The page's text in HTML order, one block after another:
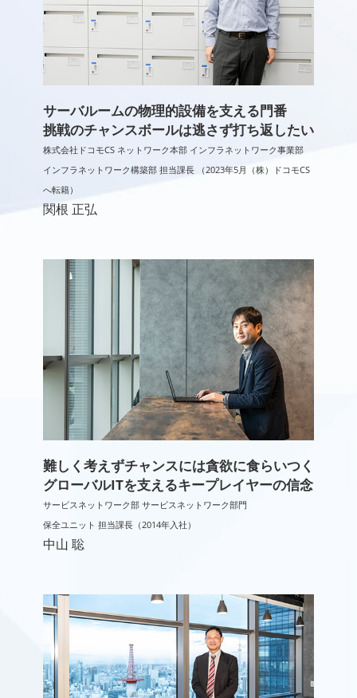
サーバルームの物理的設備を支える門番
挑戦のチャンスボールは逃さず打ち返したい
株式会社ドコモCS ネットワーク本部 インフラネットワーク事業部
インフラネットワーク構築部 担当課長 （2023年5月（株）ドコモCS
へ転籍）
関根 正弘
難しく考えずチャンスには貪欲に食らいつく
グローバルITを支えるキープレイヤーの信念
サービスネットワーク部 サービスネットワーク部門
保全ユニット 担当課長（2014年入社）
中山 聡